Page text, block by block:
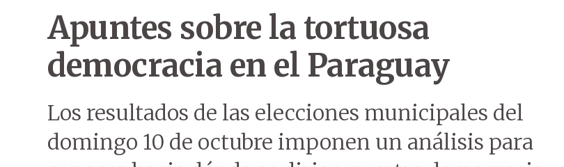
Apuntes sobre la tortuosa
democracia en el Paraguay
Los resultados de las elecciones municipales del
domingo 10 de octubre imponen un análisis para